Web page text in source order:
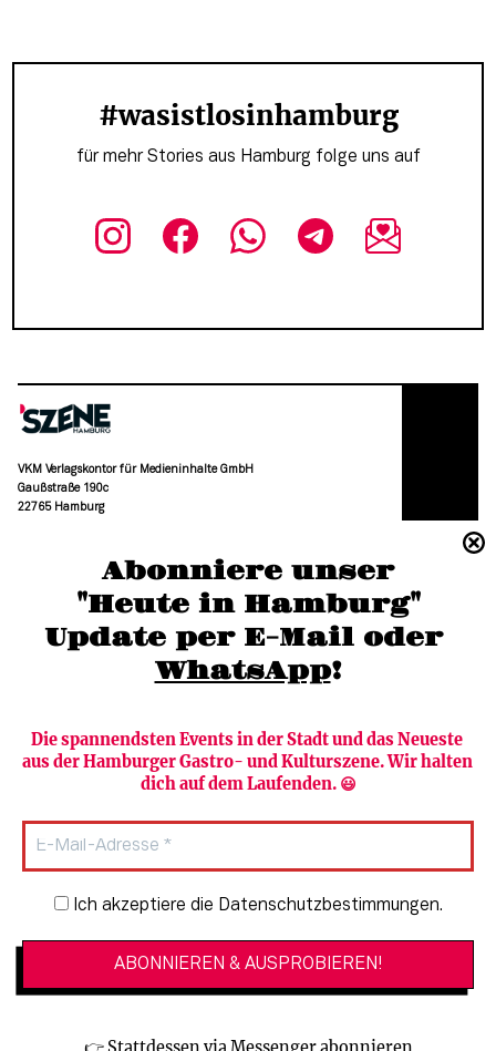
Abonniere unser
"Heute in Hamburg"
Update per E-Mail oder
WhatsApp!
Die spannendsten Events in der Stadt und das Neueste
aus der Hamburger Gastro- und Kulturszene. Wir halten
dich auf dem Laufenden. 😃
Newsletter-Anmeldung
Ich akzeptiere die Datenschutzbestimmungen.
#wasistlosinhamburg
für mehr Stories aus Hamburg folge uns auf
VKM Verlagskontor für Medieninhalte GmbH
Gaußstraße 190c
22765 Hamburg
moc.grubmah-enezs@ofni
Newsletter abonnieren
HAMBURG PUR
🔗 Kinoprogramm